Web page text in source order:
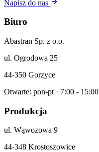
Napisz do nas
Biuro
Abastran Sp. z o.o.
ul. Ogrodowa 25
44-350 Gorzyce
Otwarte: pon-pt · 7:00 - 15:00
Produkcja
ul. Wąwozowa 9
44-348 Krostoszowice